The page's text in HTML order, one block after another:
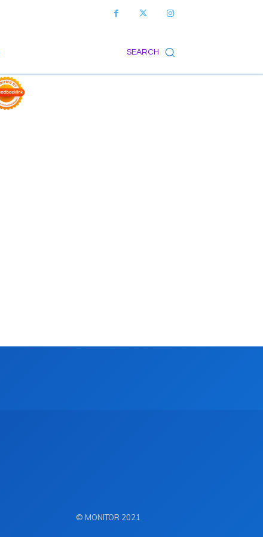
SEARCH
© MONITOR 2021